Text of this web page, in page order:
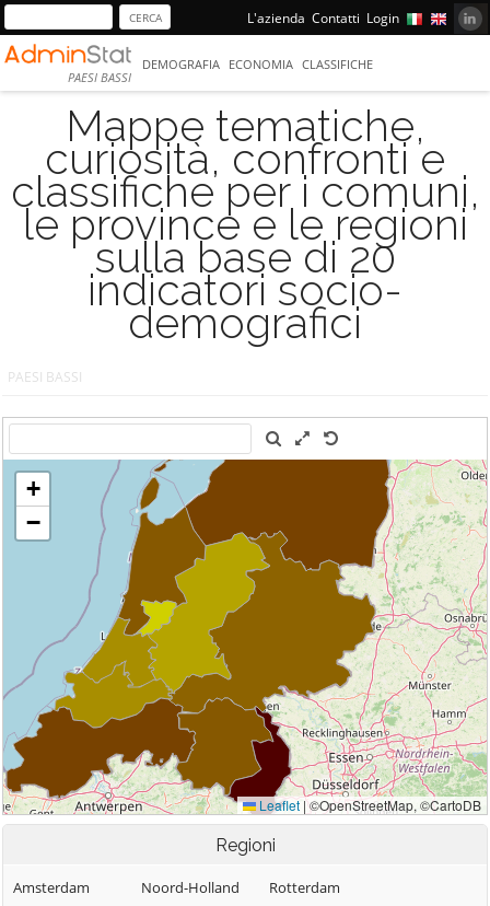
L'azienda Contatti Login
PAESI BASSI
DEMOGRAFIA ECONOMIA CLASSIFICHE
Mappe tematiche,
curiosità, confronti e
classifiche per i comuni,
le province e le regioni
sulla base di 20
indicatori socio-
demografici
PAESI BASSI
Regioni
Amsterdam
Noord-Holland
Rotterdam